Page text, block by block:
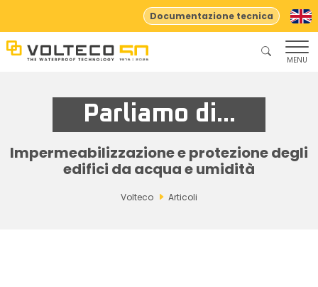
Documentazione tecnica
MENU
Parliamo di...
Impermeabilizzazione e protezione degli
edifici da acqua e umidità
Volteco Articoli